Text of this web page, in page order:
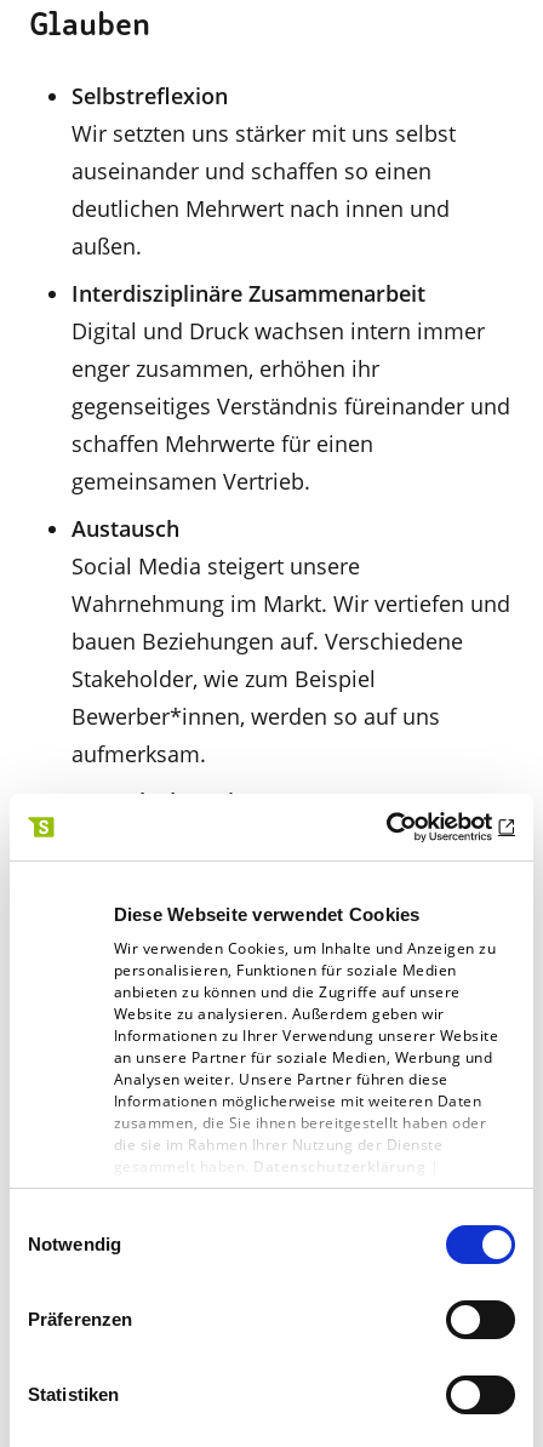
Diese Webseite verwendet Cookies
Wir verwenden Cookies, um Inhalte und Anzeigen zu
personalisieren, Funktionen für soziale Medien
anbieten zu können und die Zugriffe auf unsere
Website zu analysieren. Außerdem geben wir
Informationen zu Ihrer Verwendung unserer Website
an unsere Partner für soziale Medien, Werbung und
Analysen weiter. Unsere Partner führen diese
Informationen möglicherweise mit weiteren Daten
zusammen, die Sie ihnen bereitgestellt haben oder
die sie im Rahmen Ihrer Nutzung der Dienste
gesammelt haben. Datenschutzerklärung
Impressum
Notwendig
Präferenzen
Statistiken
Glauben
Selbstreflexion
Wir setzten uns stärker mit uns selbst
auseinander und schaffen so einen
deutlichen Mehrwert nach innen und
außen.
Interdisziplinäre Zusammenarbeit
Digital und Druck wachsen intern immer
enger zusammen, erhöhen ihr
gegenseitiges Verständnis füreinander und
schaffen Mehrwerte für einen
gemeinsamen Vertrieb.
Austausch
Social Media steigert unsere
Wahrnehmung im Markt. Wir vertiefen und
bauen Beziehungen auf. Verschiedene
Stakeholder, wie zum Beispiel
Bewerber*innen, werden so auf uns
aufmerksam.
Am Puls der Zeit
Wir bleiben immer in Bewegung.
Markt. So erweitern wir unser Wissen und
bleiben immer up to date.
Transparenz
Wir ergänzen unsere Kommunikation und
können schnell und agil auf
Veränderungen und Neuigkeiten reagieren.
So schaffen wir eine höhere Transparenz
und tagesaktuelle Einblicke in unser
Mitarbeiter*innen.
Das Social-Media-Team im